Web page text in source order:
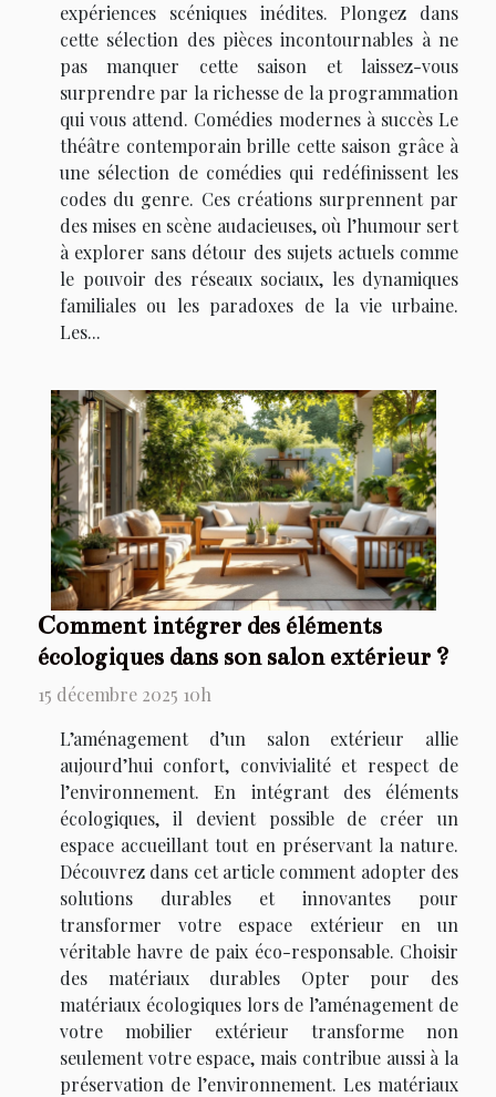
expériences scéniques inédites. Plongez dans
cette sélection des pièces incontournables à ne
pas manquer cette saison et laissez-vous
surprendre par la richesse de la programmation
qui vous attend. Comédies modernes à succès Le
théâtre contemporain brille cette saison grâce à
une sélection de comédies qui redéfinissent les
codes du genre. Ces créations surprennent par
des mises en scène audacieuses, où l’humour sert
à explorer sans détour des sujets actuels comme
le pouvoir des réseaux sociaux, les dynamiques
familiales ou les paradoxes de la vie urbaine.
Les...
Comment intégrer des éléments
écologiques dans son salon extérieur ?
15 décembre 2025 10h
L’aménagement d’un salon extérieur allie
aujourd’hui confort, convivialité et respect de
l’environnement. En intégrant des éléments
écologiques, il devient possible de créer un
espace accueillant tout en préservant la nature.
Découvrez dans cet article comment adopter des
solutions durables et innovantes pour
transformer votre espace extérieur en un
véritable havre de paix éco-responsable. Choisir
des matériaux durables Opter pour des
matériaux écologiques lors de l’aménagement de
votre mobilier extérieur transforme non
seulement votre espace, mais contribue aussi à la
préservation de l’environnement. Les matériaux